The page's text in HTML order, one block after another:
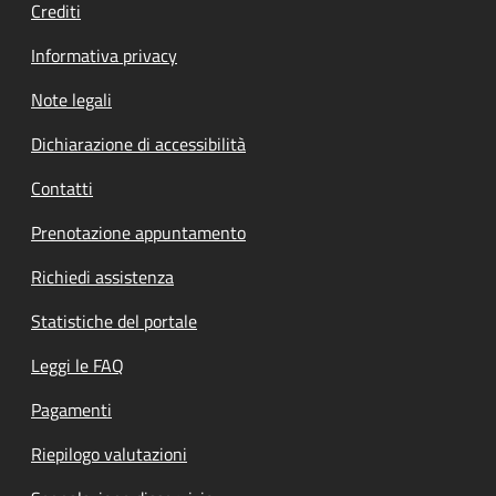
Crediti
Informativa privacy
Note legali
Dichiarazione di accessibilità
Contatti
Prenotazione appuntamento
Richiedi assistenza
Statistiche del portale
Leggi le FAQ
Pagamenti
Riepilogo valutazioni